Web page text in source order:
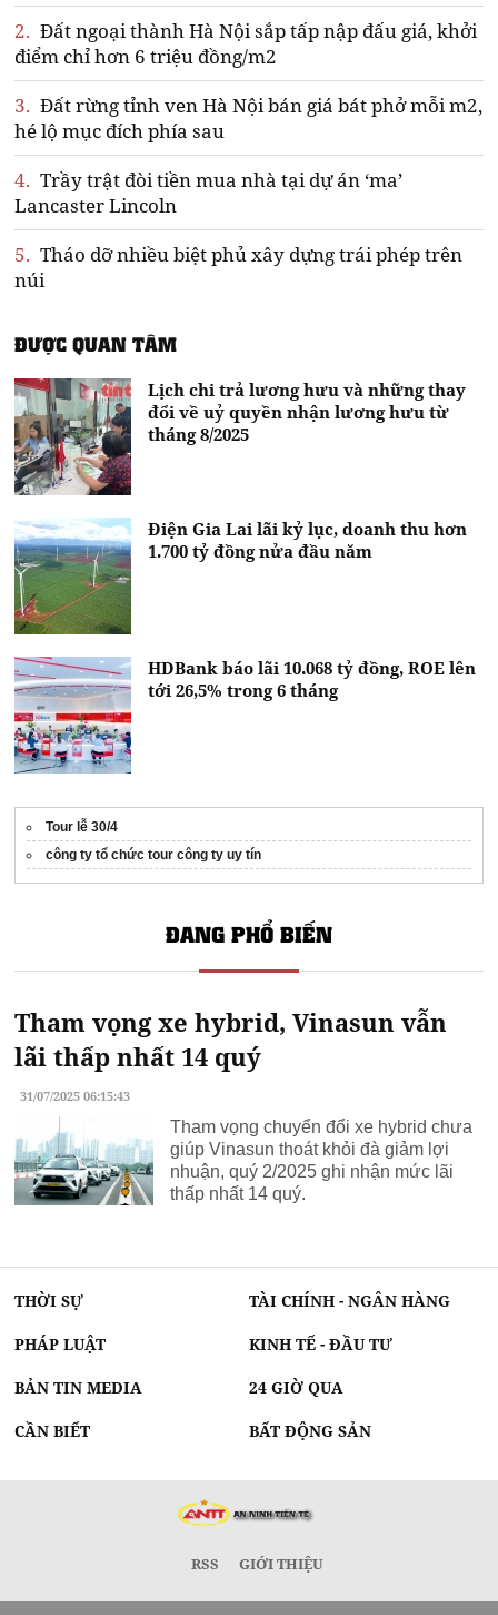
2. Đất ngoại thành Hà Nội sắp tấp nập đấu giá, khởi
điểm chỉ hơn 6 triệu đồng/m2
3. Đất rừng tỉnh ven Hà Nội bán giá bát phở mỗi m2,
hé lộ mục đích phía sau
4. Trầy trật đòi tiền mua nhà tại dự án ‘ma’
Lancaster Lincoln
5. Tháo dỡ nhiều biệt phủ xây dựng trái phép trên
núi
ĐƯỢC QUAN TÂM
Lịch chi trả lương hưu và những thay
đổi về uỷ quyền nhận lương hưu từ
tháng 8/2025
Điện Gia Lai lãi kỷ lục, doanh thu hơn
1.700 tỷ đồng nửa đầu năm
HDBank báo lãi 10.068 tỷ đồng, ROE lên
tới 26,5% trong 6 tháng
Tour lễ 30/4
công ty tổ chức tour công ty uy tín
ĐANG PHỔ BIẾN
Tham vọng xe hybrid, Vinasun vẫn
lãi thấp nhất 14 quý
31/07/2025 06:15:43
Tham vọng chuyển đổi xe hybrid chưa
giúp Vinasun thoát khỏi đà giảm lợi
nhuận, quý 2/2025 ghi nhận mức lãi
thấp nhất 14 quý.
THỜI SỰ TÀI CHÍNH - NGÂN HÀNG
PHÁP LUẬT KINH TẾ - ĐẦU TƯ
BẢN TIN MEDIA 24 GIỜ QUA
CẦN BIẾT BẤT ĐỘNG SẢN
RSS GIỚI THIỆU